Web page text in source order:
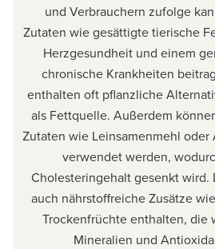
und Verbrauchern zufolge
Zutaten wie gesättigte tierische
Herzgesundheit und einem
chronische Krankheiten
enthalten oft pflanzliche
als Fettquelle. Außerdem
Zutaten wie Leinsamenmehl oder
verwendet werden,
Cholesteringehalt gesenkt wird.
auch nährstoffreiche Zusätze
Trockenfrüchte enthalten, die
Mineralien und